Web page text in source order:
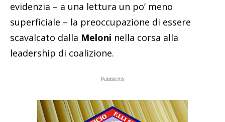
evidenzia – a una lettura un po’ meno
superficiale – la preoccupazione di essere
scavalcato dalla Meloni nella corsa alla
leadership di coalizione.
Pubblicità